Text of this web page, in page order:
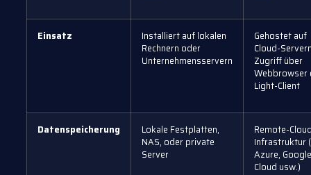
Einsatz
Installiert auf lokalen
Rechnern oder
Unternehmensservern
Gehostet auf
Cloud-
Zugriff über
Webbrowser
Light-Client
Datenspeicherung
Lokale Festplatten,
NAS, oder private
Server
Remote-
Infrastruktur
Azure, Google
Cloud usw.)